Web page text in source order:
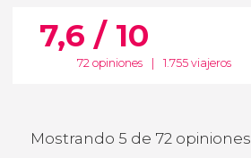
7,6 / 10
72 opiniones 1.755 viajeros
Mostrando 5 de 72 opiniones